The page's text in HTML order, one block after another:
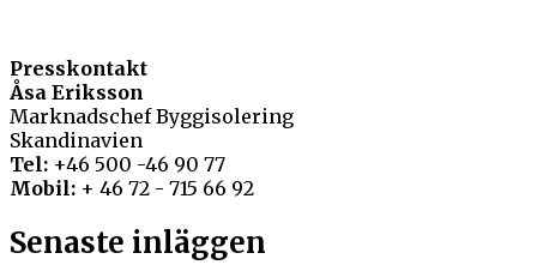
Presskontakt
Åsa Eriksson
Marknadschef Byggisolering
Skandinavien
Tel: +46 500 -46 90 77
Mobil: + 46 72 - 715 66 92
Senaste inläggen